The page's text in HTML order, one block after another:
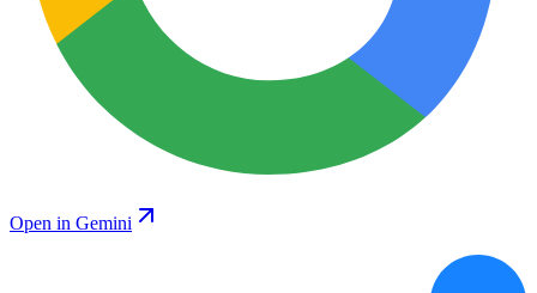
Open in Gemini